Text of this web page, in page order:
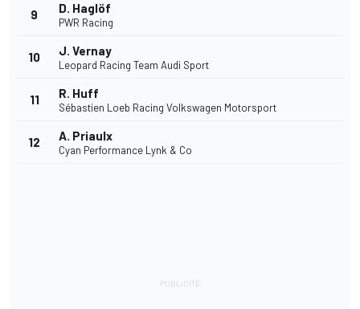
9 D. Haglöf
PWR Racing
10 J. Vernay
Leopard Racing Team Audi Sport
11 R. Huff
Sébastien Loeb Racing Volkswagen Motorsport
12 A. Priaulx
Cyan Performance Lynk & Co